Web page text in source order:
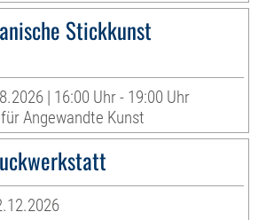
Stickkunst
| 16:00 Uhr - 19:00 Uhr
Angewandte Kunst